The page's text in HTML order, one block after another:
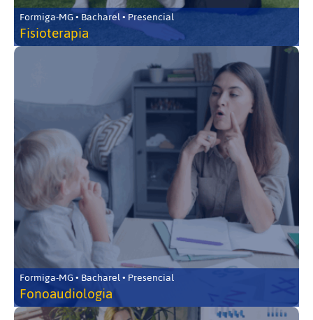
Formiga-MG • Bacharel • Presencial
Fisioterapia
Formiga-MG • Bacharel • Presencial
Fonoaudiologia